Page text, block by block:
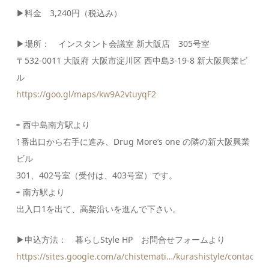
▶︎料金 3,240円（税込み）
▶︎場所： インスタント会議室 新大阪店 305号室
〒532-0011 大阪府 大阪市淀川区 西中島3-19-8 新大阪興業ビ
ル
https://goo.gl/maps/kw9A2vtuyqF2
⇨ 西中島南方駅より
1番出口から右手に進み、Drug More’s one の隣の新大阪興業
ビル
301、402号室（受付は、403号室）です。
⇨ 南方駅より
出入口1を出て、高架沿いを進んで下さい。
▶︎ 申込方法： 暮らしStyle HP お問合せフォームより
https://sites.google.com/a/chistemati…/kurashistyle/contacts